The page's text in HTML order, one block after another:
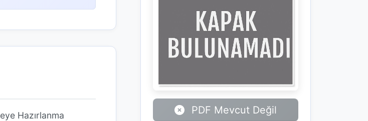
Hazırlanma PDF Mevcut Değil